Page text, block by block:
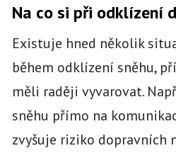
Na co si při odklízení
Existuje hned několik
během odklízení sněhu,
měli raději vyvarovat.
sněhu přímo na
zvyšuje riziko dopravních